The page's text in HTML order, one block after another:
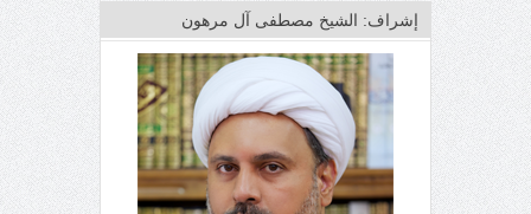
إشراف: الشيخ مصطفى آل مرهون